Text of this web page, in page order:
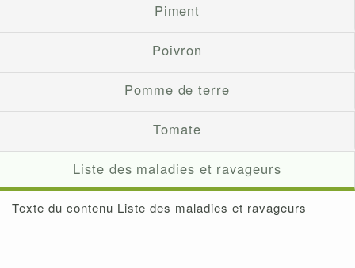
Piment
Poivron
Pomme de terre
Tomate
Liste des maladies et ravageurs
Texte du contenu Liste des maladies et ravageurs